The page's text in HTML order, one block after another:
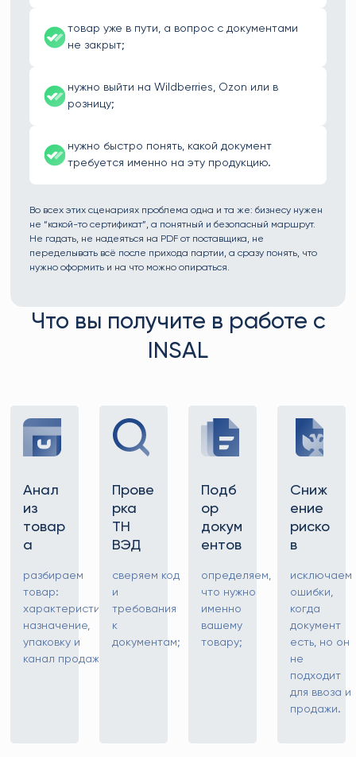
товар уже в пути, а вопрос с документами
не закрыт;
нужно выйти на Wildberries, Ozon или в
розницу;
нужно быстро понять, какой документ
требуется именно на эту продукцию.
Во всех этих сценариях проблема одна и та же: бизнесу нужен
не “какой-то сертификат”, а понятный и безопасный маршрут.
Не гадать, не надеяться на PDF от поставщика, не
переделывать всё после прихода партии, а сразу понять, что
нужно оформить и на что можно опираться.
Что вы получите в работе с
INSAL
Анал
из
товар
а
разбираем
товар:
характеристики,
назначение,
упаковку и
канал продаж;
Прове
рка
ТН
ВЭД
сверяем код
и
требования
к
документам;
Подб
ор
докум
ентов
определяем,
что нужно
именно
вашему
товару;
Сниж
ение
риско
в
исключаем
ошибки,
когда
документ
есть, но он
не
подходит
для ввоза и
продажи.